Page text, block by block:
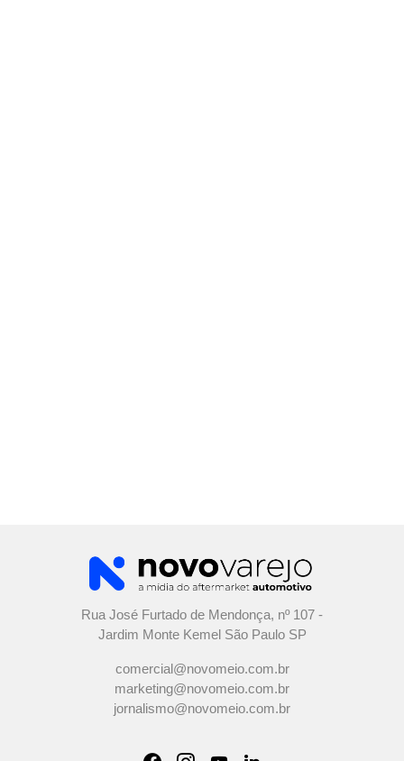
Rua José Furtado de Mendonça, nº 107 -
Jardim Monte Kemel São Paulo SP
comercial@novomeio.com.br
marketing@novomeio.com.br
jornalismo@novomeio.com.br